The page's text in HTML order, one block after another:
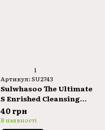
1
Артикул: SU2743
Sulwhasoo The Ultimate
S Enrished Cleansing
Foam 4g
40 грн
В наявності